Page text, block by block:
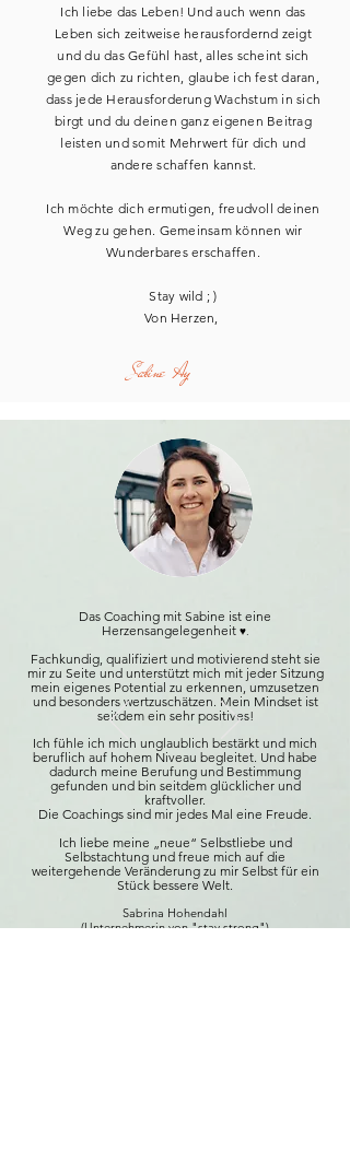
Ich liebe das Leben! Und auch wenn das
Leben sich zeitweise herausfordernd zeigt
und du das Gefühl hast, alles scheint sich
gegen dich zu richten, glaube ich fest daran,
dass jede Herausforderung Wachstum in sich
birgt und du deinen ganz eigenen Beitrag
leisten und somit Mehrwert für dich und
andere schaffen kannst.
Ich möchte dich ermutigen, freudvoll deinen
Weg zu gehen. Gemeinsam können wir
Wunderbareserschaffen.
Stay wild ; )
Von Herzen,
Sabine Ay
Das Coaching mit Sabine ist eine
Herzensangelegenheit ♥️.
Fachkundig, qualifiziert und motivierend steht sie
mir zu Seite und unterstützt mich mit jeder Sitzung
mein eigenes Potential zu erkennen, umzusetzen
und besonders wertzuschätzen. Mein Mindset ist
seitdem ein sehr positives!
Ich fühle ich mich unglaublich bestärkt und mich
beruflich auf hohem Niveau begleitet. Und habe
dadurch meine Berufung und Bestimmung
gefunden und bin seitdem glücklicher und
kraftvoller.
Die Coachings sind mir jedes Mal eine Freude.
Ich liebe meine „neue“ Selbstliebe und
Selbstachtung und freue mich auf die
weitergehende Veränderung zu mir Selbst für ein
Stück bessere Welt.
Sabrina Hohendahl
(Unternehmerin von "stay.strong")